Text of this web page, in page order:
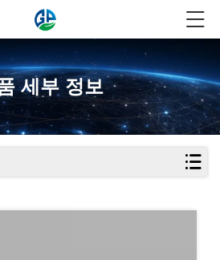
세부 정보